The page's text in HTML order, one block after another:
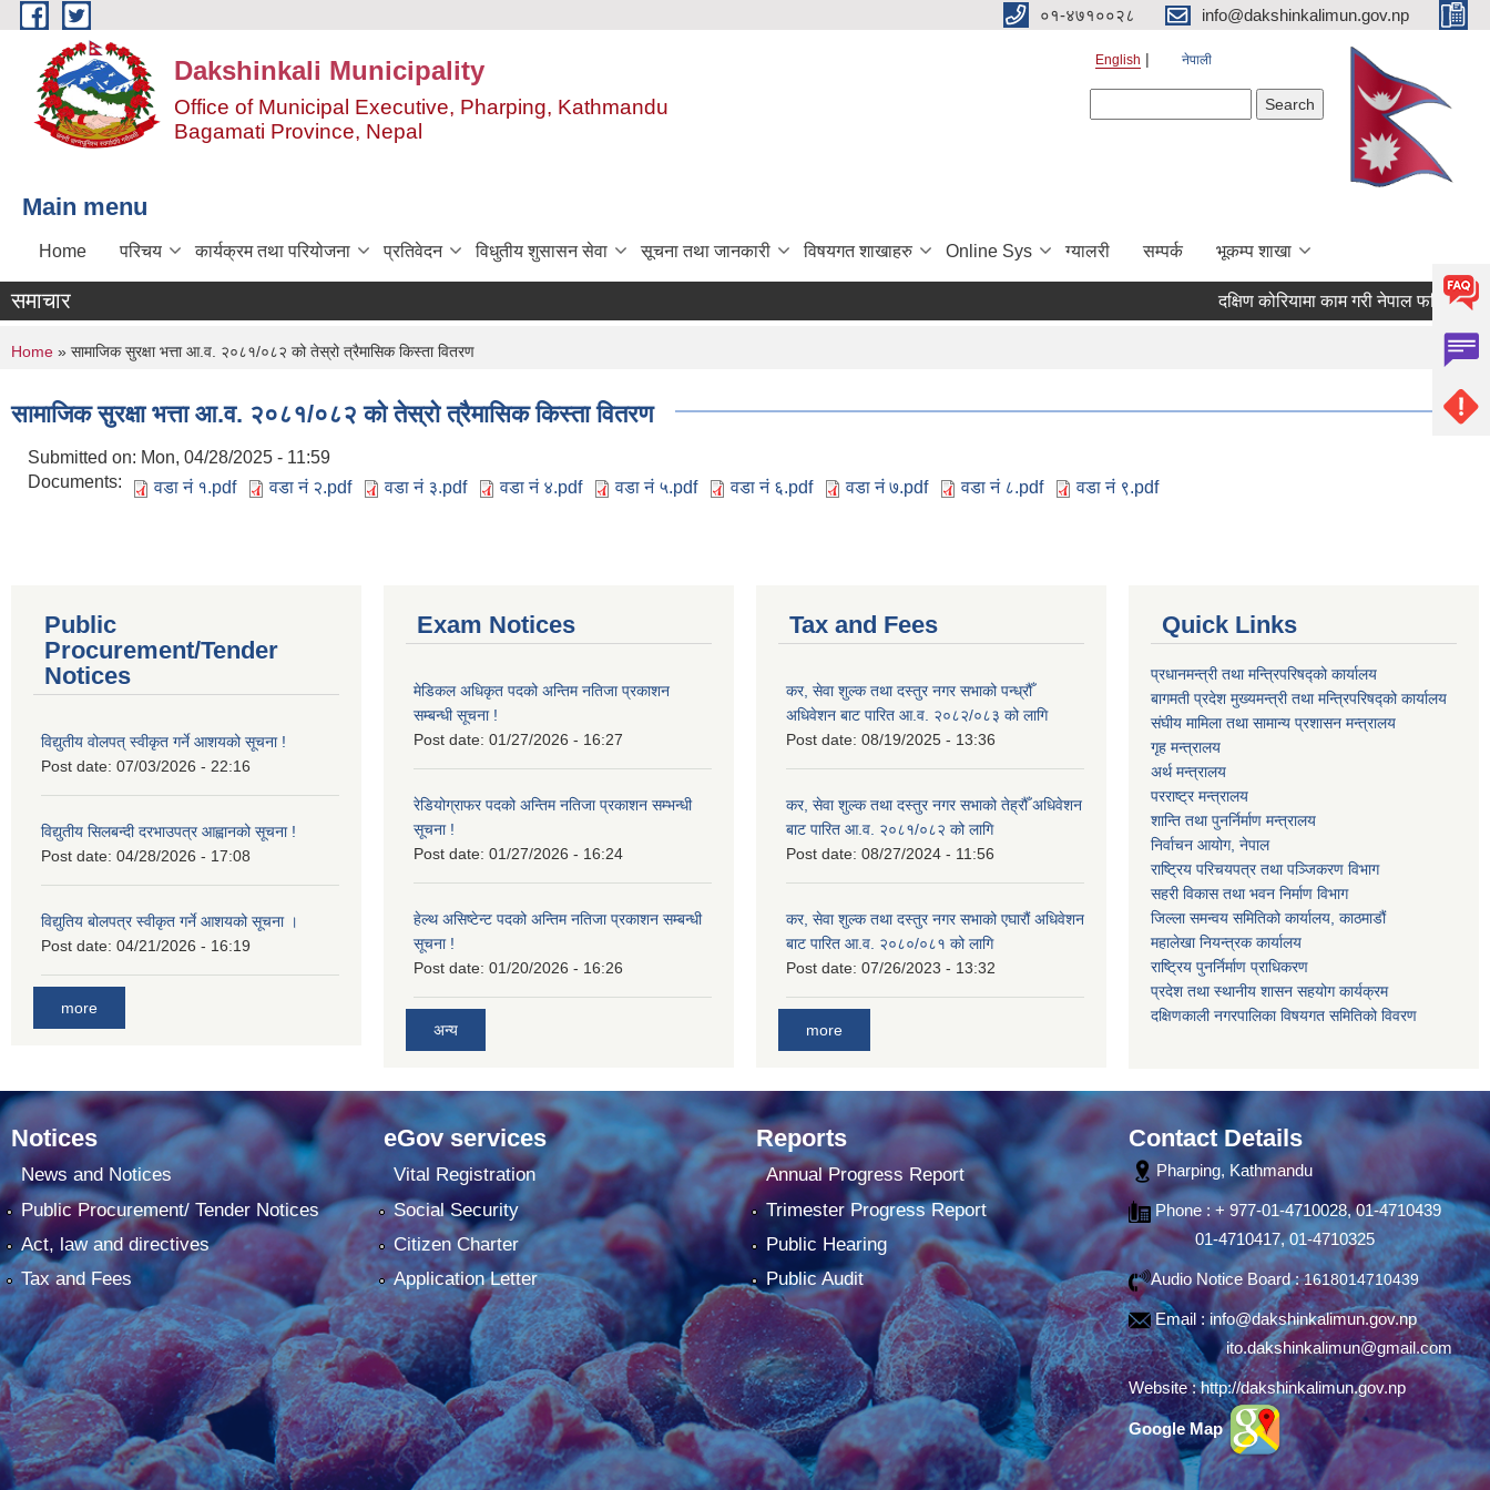
Skip to main content ०१-४७१००२८ info@dakshinkalimun.gov.np
Dakshinkali Municipality
Office of Municipal Executive, Pharping, Kathmandu
Bagamati Province, Nepal
English नेपाली
Main menu
Home परिचय कार्यक्रम तथा परियोजना प्रतिवेदन विधुतीय शुसासन सेवा सूचना तथा जानकारी विषयगत शाखाहरु Online Sys ग्यालरी सम्पर्क भूकम्प शाखा
समाचार दक्षिण कोरियामा काम गरी नेपाल फर्किएका
You are here
Home » सामाजिक सुरक्षा भत्ता आ.व. २०८१/०८२ को तेस्रो त्रैमासिक किस्ता वितरण
सामाजिक सुरक्षा भत्ता आ.व. २०८१/०८२ को तेस्रो त्रैमासिक किस्ता वितरण
Submitted on: Mon, 04/28/2025 - 11:59
Documents:
वडा नं १.pdf वडा नं २.pdf वडा नं ३.pdf वडा नं ४.pdf वडा नं ५.pdf वडा नं ६.pdf वडा नं ७.pdf वडा नं ८.pdf वडा नं ९.pdf
Public
Procurement/Tender
Notices
विद्युतीय वोलपत् स्वीकृत गर्ने आशयको सूचना !
Post date: 07/03/2026 - 22:16
विद्युतीय सिलबन्दी दरभाउपत्र आह्वानको सूचना !
Post date: 04/28/2026 - 17:08
विद्युतिय बोलपत्र स्वीकृत गर्ने आशयको सूचना ।
Post date: 04/21/2026 - 16:19
more
Exam Notices
मेडिकल अधिकृत पदको अन्तिम नतिजा प्रकाशन
सम्बन्धी सूचना !
Post date: 01/27/2026 - 16:27
रेडियोग्राफर पदको अन्तिम नतिजा प्रकाशन सम्भन्धी
सूचना !
Post date: 01/27/2026 - 16:24
हेल्थ असिष्टेन्ट पदको अन्तिम नतिजा प्रकाशन सम्बन्धी
सूचना !
Post date: 01/20/2026 - 16:26
अन्य
Tax and Fees
कर, सेवा शुल्क तथा दस्तुर नगर सभाको पन्ध्रौँ
अधिवेशन बाट पारित आ.व. २०८२/०८३ को लागि
Post date: 08/19/2025 - 13:36
कर, सेवा शुल्क तथा दस्तुर नगर सभाको तेह्रौँ अधिवेशन
बाट पारित आ.व. २०८१/०८२ को लागि
Post date: 08/27/2024 - 11:56
कर, सेवा शुल्क तथा दस्तुर नगर सभाको एघारौं अधिवेशन
बाट पारित आ.व. २०८०/०८१ को लागि
Post date: 07/26/2023 - 13:32
more
Quick Links
प्रधानमन्त्री तथा मन्त्रिपरिषद्को कार्यालय
बागमती प्रदेश मुख्यमन्त्री तथा मन्त्रिपरिषद्को कार्यालय
संघीय मामिला तथा सामान्य प्रशासन मन्त्रालय
गृह मन्त्रालय
अर्थ मन्त्रालय
परराष्ट्र मन्त्रालय
शान्ति तथा पुनर्निर्माण मन्त्रालय
निर्वाचन आयोग, नेपाल
राष्ट्रिय परिचयपत्र तथा पञ्जिकरण विभाग
सहरी विकास तथा भवन निर्माण विभाग
जिल्ला समन्वय समितिको कार्यालय, काठमाडौं
महालेखा नियन्त्रक कार्यालय
राष्ट्रिय पुनर्निर्माण प्राधिकरण
प्रदेश तथा स्थानीय शासन सहयोग कार्यक्रम
दक्षिणकाली नगरपालिका विषयगत समितिको विवरण
Notices
News and Notices
Public Procurement/ Tender Notices
Act, law and directives
Tax and Fees
eGov services
Vital Registration
Social Security
Citizen Charter
Application Letter
Reports
Annual Progress Report
Trimester Progress Report
Public Hearing
Public Audit
Contact Details
Pharping, Kathmandu
Phone : + 977-01-4710028, 01-4710439
01-4710417, 01-4710325
Audio Notice Board :1618014710439
Email :info@dakshinkalimun.gov.np
ito.dakshinkalimun@gmail.com
Website :http://dakshinkalimun.gov.np
Google Map